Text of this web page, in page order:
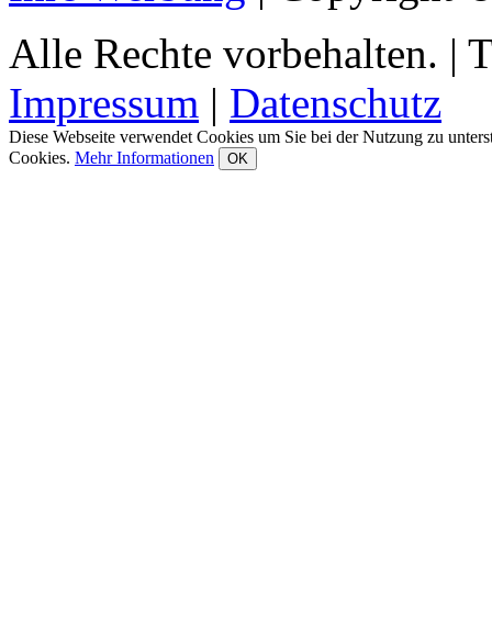
Alle Rechte vorbehalten. |
Impressum | Datenschutz
Diese Webseite verwendet Cookies um Sie bei der Nutzung zu
Cookies. Mehr Informationen OK